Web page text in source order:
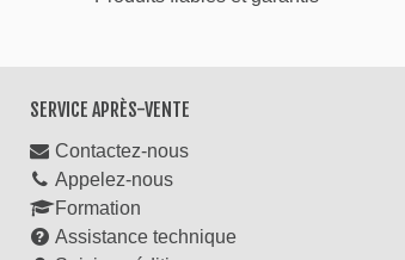
SERVICE APRÈS-VENTE
Contactez-nous
Appelez-nous
Formation
Assistance technique